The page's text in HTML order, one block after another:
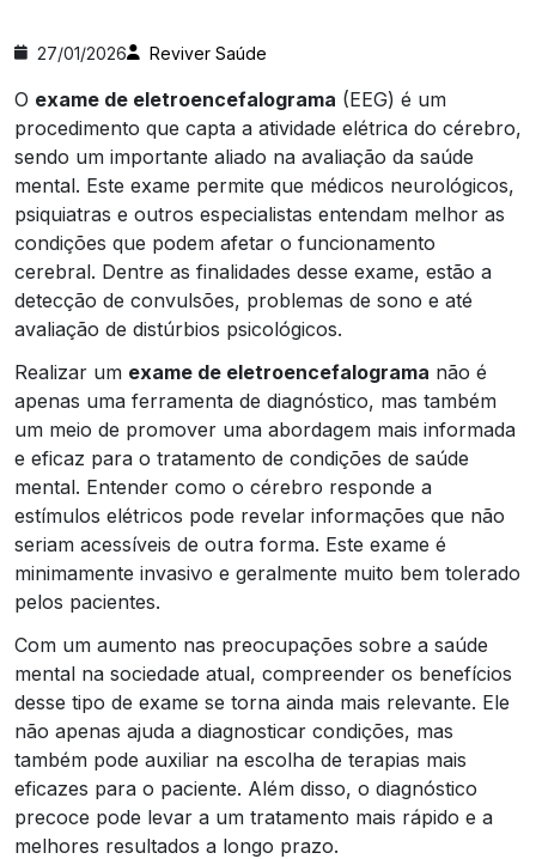
27/01/2026 Reviver Saúde
O exame de eletroencefalograma (EEG) é um
procedimento que capta a atividade elétrica do cérebro,
sendo um importante aliado na avaliação da saúde
mental. Este exame permite que médicos neurológicos,
psiquiatras e outros especialistas entendam melhor as
condições que podem afetar o funcionamento
cerebral. Dentre as finalidades desse exame, estão a
detecção de convulsões, problemas de sono e até
avaliação de distúrbios psicológicos.
Realizar um exame de eletroencefalograma não é
apenas uma ferramenta de diagnóstico, mas também
um meio de promover uma abordagem mais informada
e eficaz para o tratamento de condições de saúde
mental. Entender como o cérebro responde a
estímulos elétricos pode revelar informações que não
seriam acessíveis de outra forma. Este exame é
minimamente invasivo e geralmente muito bem tolerado
pelos pacientes.
Com um aumento nas preocupações sobre a saúde
mental na sociedade atual, compreender os benefícios
desse tipo de exame se torna ainda mais relevante. Ele
não apenas ajuda a diagnosticar condições, mas
também pode auxiliar na escolha de terapias mais
eficazes para o paciente. Além disso, o diagnóstico
precoce pode levar a um tratamento mais rápido e a
melhores resultados a longo prazo.